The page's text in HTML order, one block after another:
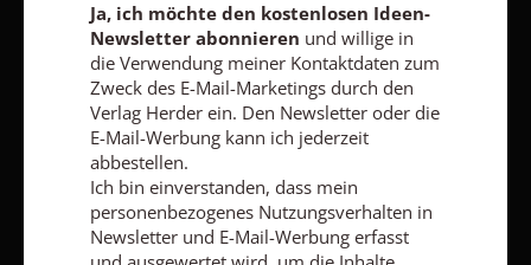
Vertrag widerrufen Abo online kündigen
Ja, ich möchte den kostenlosen Ideen-
Newsletter abonnieren und willige in
die Verwendung meiner Kontaktdaten zum
Zweck des E-Mail-Marketings durch den
Verlag Herder ein. Den Newsletter oder die
E-Mail-Werbung kann ich jederzeit
abbestellen.
Ich bin einverstanden, dass mein
personenbezogenes Nutzungsverhalten in
Newsletter und E-Mail-Werbung erfasst